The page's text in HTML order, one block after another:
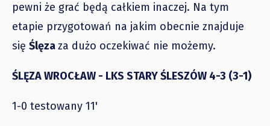
pewni że grać będą całkiem inaczej. Na tym
etapie przygotowań na jakim obecnie znajduje
się Ślęzaza dużo oczekiwać nie możemy.
ŚLĘZA WROCŁAW - LKS STARY ŚLESZÓW 4-3 (3-1)
1-0 testowany 11'